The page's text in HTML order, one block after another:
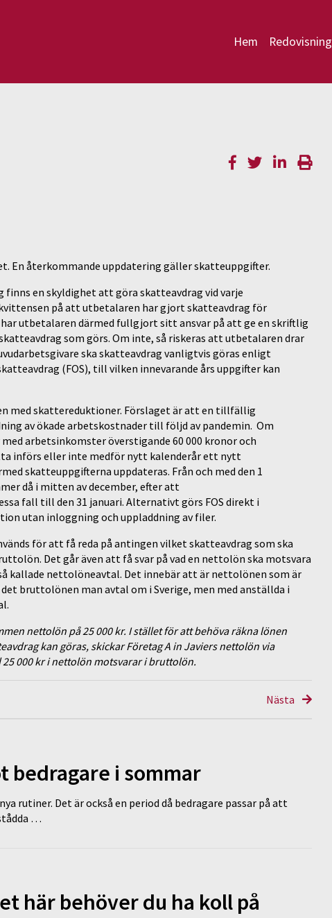
Hem Redovisning
En återkommande uppdatering gäller skatteuppgifter.
en skyldighet att göra skatteavdrag vid varje
på att utbetalaren har gjort skatteavdrag för
utbetalaren därmed fullgjort sitt ansvar på att ge en skriftlig
som görs. Om inte, så riskeras att utbetalaren drar
ska skatteavdrag vanligtvis göras enligt
(FOS), till vilken innevarande års uppgifter kan
med skattereduktioner. Förslaget är att en tillfällig
av ökade arbetskostnader till följd av pandemin. Om
arbetsinkomster överstigande 60 000 kronor och
införs eller inte medför nytt kalenderår ett nytt
skatteuppgifterna uppdateras. Från och med den 1
då i mitten av december, efter att
fall till den 31 januari. Alternativt görs FOS direkt i
utan inloggning och uppladdning av filer.
för att få reda på antingen vilket skatteavdrag som ska
Det går även att få svar på vad en nettolön ska motsvara
kallade nettolöneavtal. Det innebär att är nettolönen som är
bruttolönen man avtal om i Sverige, men med anställda i
nettolön på 25 000 kr. I stället för att behöva räkna lönen
kan göras, skickar Företag A in Javiers nettolön via
000 kr i nettolön motsvarar i bruttolön.
Nästa
bedragare i sommar
rutiner. Det är också en period då bedragare passar på att
…
här behöver du ha koll på